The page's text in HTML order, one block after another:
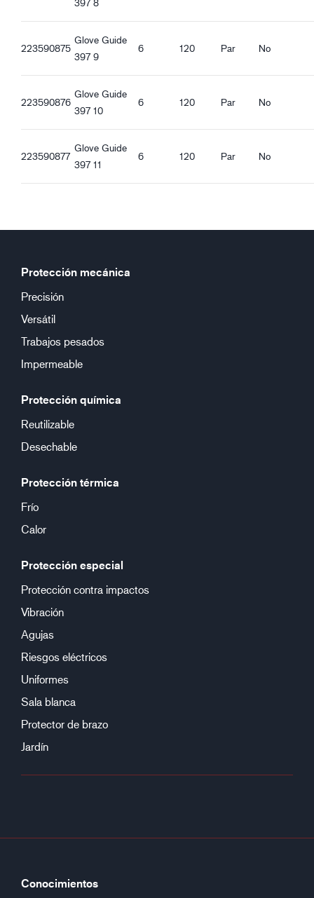
Buen agarre en seco
Buen agarre húmedo
Buen agarre con aceite
397 8
223590875
Glove Guide
397 9
6 120 Par No
223590876
Glove Guide
397 10
6 120 Par No
223590877
Glove Guide
397 11
6 120 Par No
Protección mecánica
Precisión
Versátil
Trabajos pesados
Impermeable
Protección química
Reutilizable
Desechable
Protección térmica
Frío
Calor
Protección especial
Protección contra impactos
Vibración
Agujas
Riesgos eléctricos
Uniformes
Sala blanca
Protector de brazo
Jardín
Conocimientos